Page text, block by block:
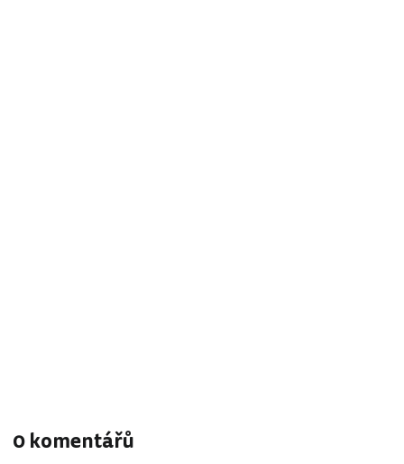
0 komentářů